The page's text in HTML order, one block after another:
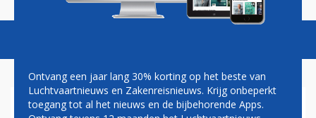
Ontvang een jaar lang 30% korting op het beste van
Luchtvaartnieuws en Zakenreisnieuws. Krijg onbeperkt
toegang tot al het nieuws en de bijbehorende Apps.